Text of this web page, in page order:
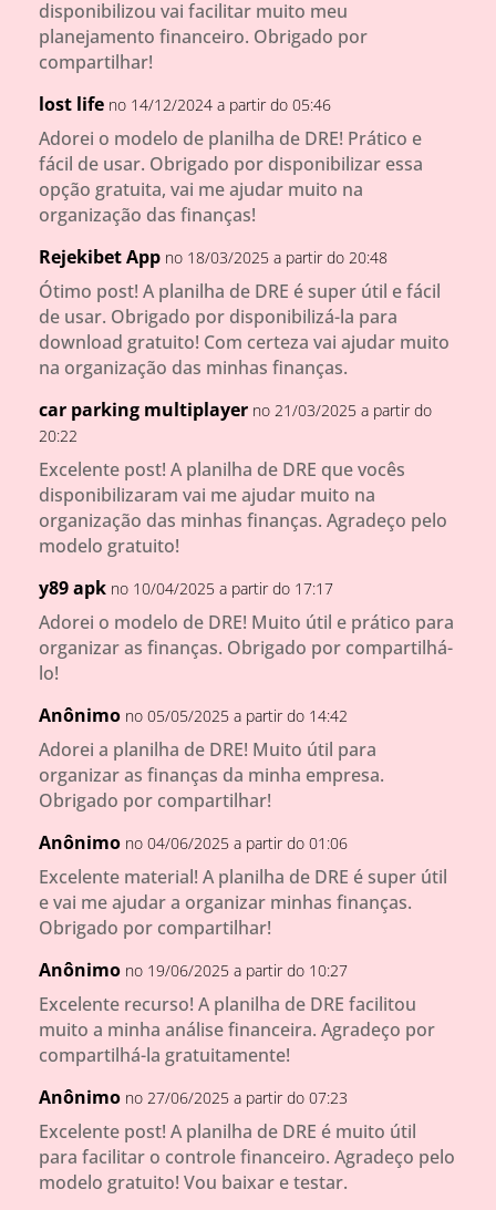
disponibilizou vai facilitar muito meu
planejamento financeiro. Obrigado por
compartilhar!
lost life no 14/12/2024 a partir do 05:46
Adorei o modelo de planilha de DRE! Prático e
fácil de usar. Obrigado por disponibilizar essa
opção gratuita, vai me ajudar muito na
organização das finanças!
Rejekibet App no 18/03/2025 a partir do 20:48
Ótimo post! A planilha de DRE é super útil e fácil
de usar. Obrigado por disponibilizá-la para
download gratuito! Com certeza vai ajudar muito
na organização das minhas finanças.
car parking multiplayer no 21/03/2025 a partir do
20:22
Excelente post! A planilha de DRE que vocês
disponibilizaram vai me ajudar muito na
organização das minhas finanças. Agradeço pelo
modelo gratuito!
y89 apk no 10/04/2025 a partir do 17:17
Adorei o modelo de DRE! Muito útil e prático para
organizar as finanças. Obrigado por compartilhá-
lo!
Anônimo no 05/05/2025 a partir do 14:42
Adorei a planilha de DRE! Muito útil para
organizar as finanças da minha empresa.
Obrigado por compartilhar!
Anônimo no 04/06/2025 a partir do 01:06
Excelente material! A planilha de DRE é super útil
e vai me ajudar a organizar minhas finanças.
Obrigado por compartilhar!
Anônimo no 19/06/2025 a partir do 10:27
Excelente recurso! A planilha de DRE facilitou
muito a minha análise financeira. Agradeço por
compartilhá-la gratuitamente!
Anônimo no 27/06/2025 a partir do 07:23
Excelente post! A planilha de DRE é muito útil
para facilitar o controle financeiro. Agradeço pelo
modelo gratuito! Vou baixar e testar.